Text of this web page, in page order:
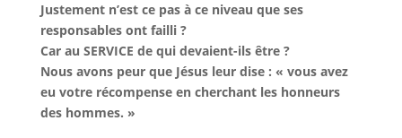
Justement n’est ce pas à ce niveau que ses
responsables ont failli ?
Car au SERVICE de qui devaient-ils être ?
Nous avons peur que Jésus leur dise : « vous avez
eu votre récompense en cherchant les honneurs
des hommes. »